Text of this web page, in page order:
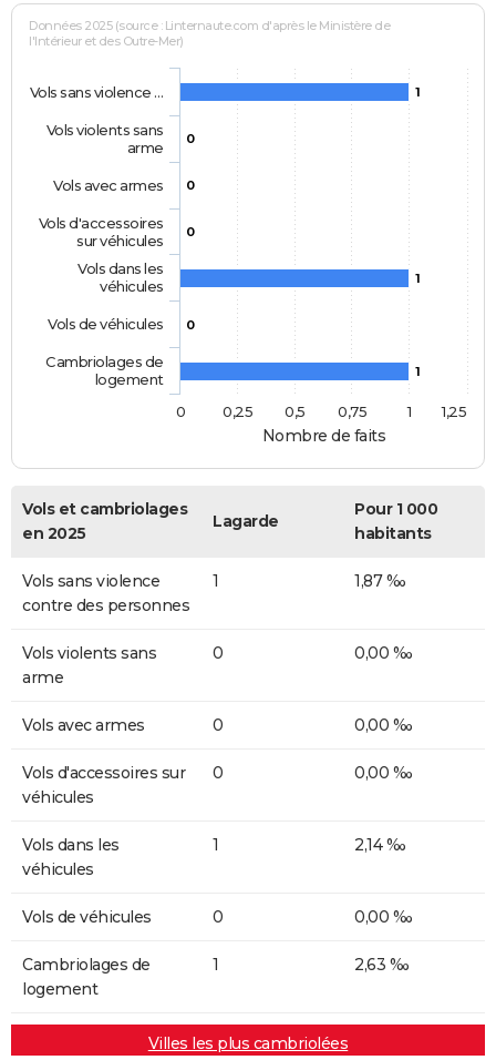
Nombre de faits
Données 2025 (source : Linternaute.com d'après le Ministère de
l'Intérieur et des Outre-Mer)
1
0
0
0
1
0
1
Vols sans violence …
Vols violents sans
arme
Vols avec armes
Vols d'accessoires
sur véhicules
Vols dans les
véhicules
Vols de véhicules
Cambriolages de
logement
0
1
0,25 0,5 0,75 1,25
Vols et cambriolages
en 2025
Lagarde
Pour 1 000
habitants
Vols sans violence
contre des personnes
1 1,87 ‰
Vols violents sans
arme
0 0,00 ‰
Vols avec armes 0 0,00 ‰
Vols d'accessoires sur
véhicules
0 0,00 ‰
Vols dans les
véhicules
1 2,14 ‰
Vols de véhicules 0 0,00 ‰
Cambriolages de
logement
1 2,63 ‰
Villes les plus cambriolées